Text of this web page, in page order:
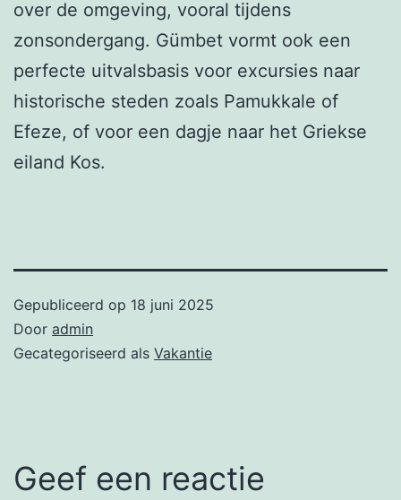
over de omgeving, vooral tijdens
zonsondergang. Gümbet vormt ook een
perfecte uitvalsbasis voor excursies naar
historische steden zoals Pamukkale of
Efeze, of voor een dagje naar het Griekse
eiland Kos.
Gepubliceerd op 18 juni 2025
Door admin
Gecategoriseerd als Vakantie
Geef een reactie